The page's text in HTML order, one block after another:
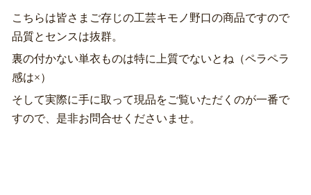
こちらは皆さまご存じの工芸キモノ野口の商品ですので
品質とセンスは抜群。
裏の付かない単衣ものは特に上質でないとね（ペラペラ
感は×）
そして実際に手に取って現品をご覧いただくのが一番で
すので、是非お問合せくださいませ。